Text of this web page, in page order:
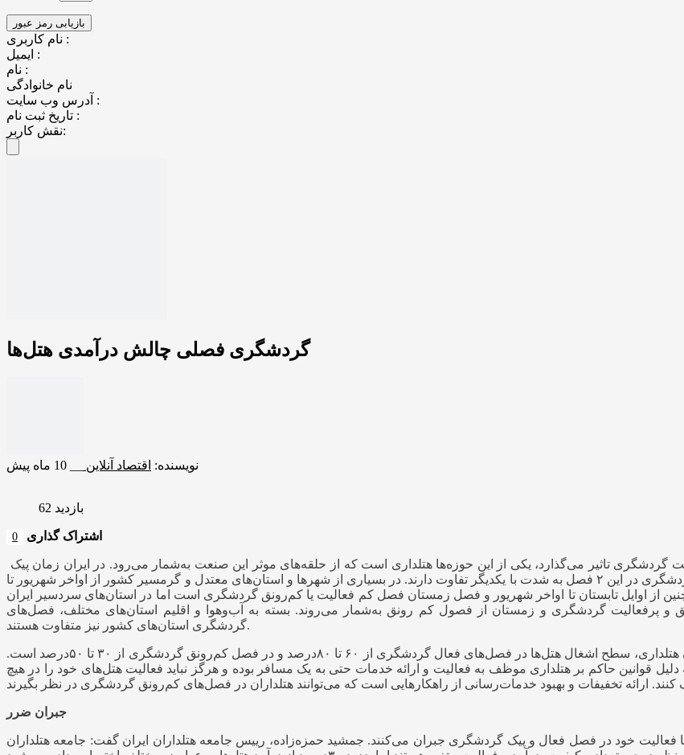
نام کاربری :
ایمیل :
نام :
نام خانوادگی
آدرس وب سایت :
تاریخ ثبت نام :
نقش کاربر:
گردشگری فصلی چالش درآمدی هتل‌ها
نویسنده: اقتصاد آنلاین 10 ماه پیش
بازدید 62
اشتراک گذاری 0
گردشگری با فصل کم‌رونق گردشگری تفاوت بسیاری دارد و فعالیت گردشگری در این ۲ فصل به شدت با یکدیگر تفاوت دارند. در بسیاری از شهرها و استان‌های معتدل و گرمسیر کشور از اواخر شهریور تا
از اوایل تابستان تا اواخر شهریور و فصل زمستان فصل کم فعالیت یا کم‌رونق گردشگری است اما در استان‌های سردسیر ایران
و پرفعالیت گردشگری و زمستان از فصول کم رونق به‌شمار می‌روند. بسته به آب‌وهوا و اقلیم استان‌های مختلف، فصل‌های
گردشگری استان‌های کشور نیز متفاوت هستند.
به گزارش اقتصادآنلاین به نقل از صمت ، به گفته بسیاری از کارشناسان هتلداری، سطح اشغال هتل‌ها در فصل‌های فعال گردشگری از ۶۰ تا ۸۰درصد و در فصل کم‌رونق گردشگری از ۳۰ تا ۵۰درصد است.
قوانین حاکم بر هتلداری موظف به فعالیت و ارائه خدمات حتی به یک مسافر بوده و هرگز نباید فعالیت هتل‌های خود را در هیچ
جبران ضرر
خود در فصل فعال و پیک گردشگری جبران می‌کنند. جمشید حمزه‌زاده، رییس جامعه هتلداران ایران گفت: جامعه هتلداران